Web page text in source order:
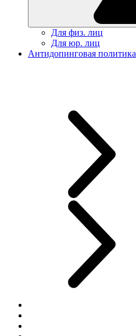
Для физ. лиц
Для юр. лиц
Антидопинговая политика